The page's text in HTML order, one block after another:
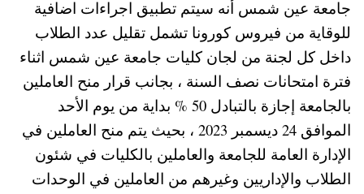
جامعة عين شمس أنه سيتم تطبيق اجراءات اضافية
للوقاية من فيروس كورونا تشمل تقليل عدد الطلاب
داخل كل لجنة من لجان كليات جامعة عين شمس اثناء
فترة امتحانات نصف السنة ، بجانب قرار منح العاملين
بالجامعة إجازة بالتبادل 50 % بداية من يوم الأحد
الموافق 24 ديسمبر 2023 ، بحيث يتم منح العاملين في
الإدارة العامة للجامعة والعاملين بالكليات في شئون
الطلاب والإداريين وغيرهم من العاملين في الوحدات